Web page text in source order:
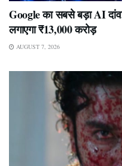
Google का सबसे बड़ा AI दांव!
लगाएगा ₹13,000 करोड़
AUGUST 7, 2026